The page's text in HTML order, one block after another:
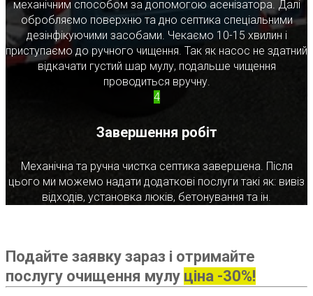
механічним способом за допомогою асенізатора. Далі
обробляємо поверхню та дно септика спеціальними
дезінфікуючими засобами. Чекаємо 10-15 хвилин і
приступаємо до ручного чищення. Так як насос не здатний
відкачати густий шар мулу, подальше чищення
проводиться вручну.
4
Завершення робіт
Механічна та ручна чистка септика завершена. Після
цього ми можемо надати додаткові послуги такі як: вивіз
відходів, установка люків, бетонування та ін.
Подайте заявку зараз і отримайте
послугу очищення мулу ціна -30%!